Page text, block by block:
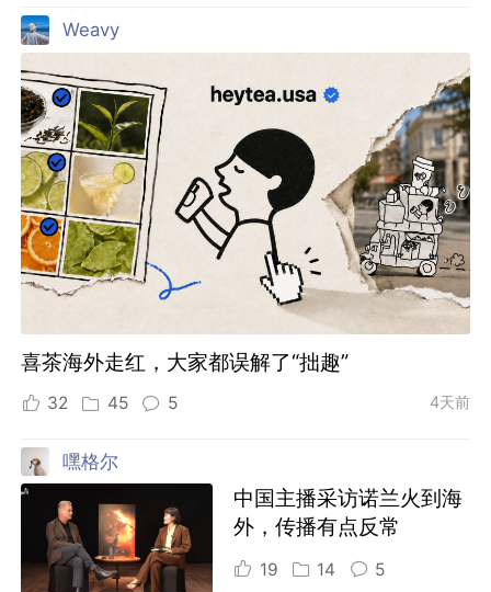
Weavy
喜茶海外走红，大家都误解了“拙趣”
32 45 5 4天前
嘿格尔
中国主播采访诺兰火到海
外，传播有点反常
19 14 5